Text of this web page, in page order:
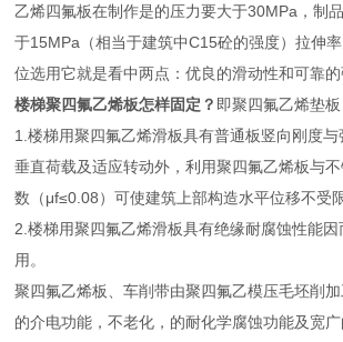
乙烯四氟板在制作是的压力要大于30MPa，制
于15MPa（相当于建筑中C15砼的强度）拉伸
位选用它就是看中两点：优良的滑动性和可靠
楼梯聚四氟乙烯板怎样固定？ 即聚四氟乙烯垫板
1.楼梯用聚四氟乙烯滑板具有普通板竖向刚度
垂直荷载及适应转动外，利用聚四氟乙烯板与
数（μf≤0.08）可使建筑上部构造水平位移不受
2.楼梯用聚四氟乙烯滑板具有绝缘耐腐蚀性能
用。
聚四氟乙烯板、车削带由聚四氟乙模压毛坯削
的介电功能，不老化，的耐化学腐蚀功能及宽